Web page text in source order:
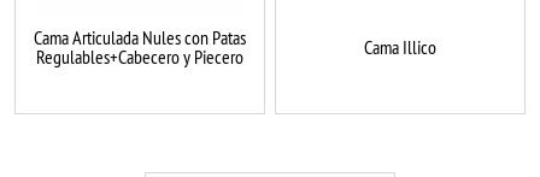
Cama Articulada Nules con Patas
Regulables+Cabecero y Piecero
Cama Illico